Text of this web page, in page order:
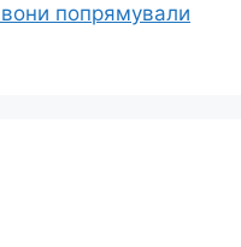
попрямували